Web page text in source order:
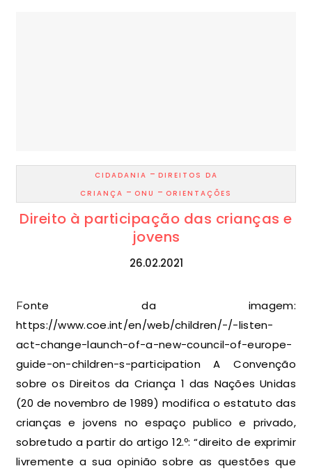
CIDADANIA - DIREITOS DA
CRIANÇA - ONU - ORIENTAÇÕES
Direito à participação das crianças e
jovens
26.02.2021
Fonte da imagem:
https://www.coe.int/en/web/children/-/-listen-
act-change-launch-of-a-new-council-of-europe-
guide-on-children-s-participation A Convenção
sobre os Direitos da Criança 1 das Nações Unidas
(20 de novembro de 1989) modifica o estatuto das
crianças e jovens no espaço publico e privado,
sobretudo a partir do artigo 12.º: “direito de exprimir
livremente a sua opinião sobre as questões que